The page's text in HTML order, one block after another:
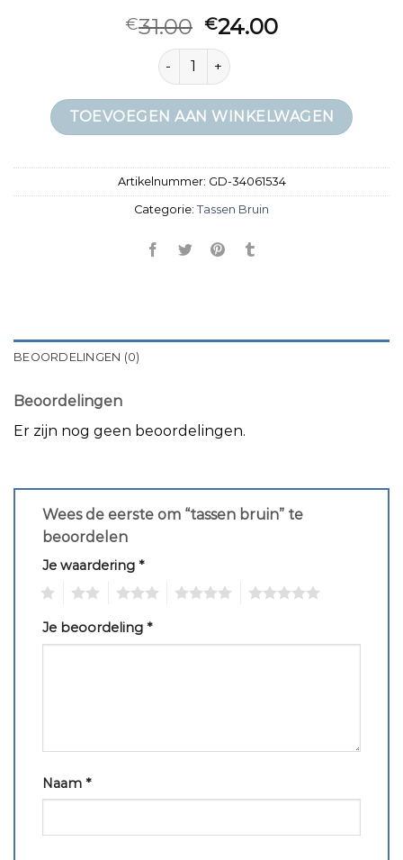
€31.00 €24.00
tassen bruin aantal
TOEVOEGEN AAN WINKELWAGEN
Artikelnummer: GD-34061534
Categorie: Tassen Bruin
BEOORDELINGEN (0)
Beoordelingen
Er zijn nog geen beoordelingen.
Wees de eerste om “tassen bruin” te
beoordelen
Je waardering *
Je beoordeling *
Naam *